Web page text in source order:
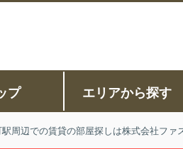
プ エリアから探す
駅周辺での賃貸の部屋探しは株式会社ファ